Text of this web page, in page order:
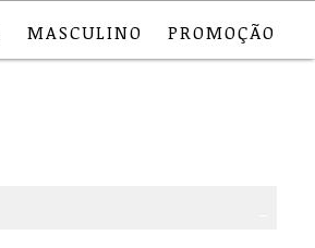
MASCULINO PROMOÇÃO